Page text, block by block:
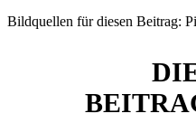
Bildquellen für diesen Beitrag: